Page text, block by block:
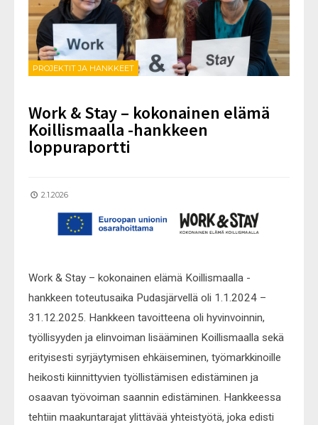
PROJEKTIT JA HANKKEET
Work & Stay – kokonainen elämä
Koillismaalla -hankkeen
loppuraportti
2.1.2026
Work & Stay – kokonainen elämä Koillismaalla -
hankkeen toteutusaika Pudasjärvellä oli 1.1.2024 –
31.12.2025. Hankkeen tavoitteena oli hyvinvoinnin,
työllisyyden ja elinvoiman lisääminen Koillismaalla sekä
erityisesti syrjäytymisen ehkäiseminen, työmarkkinoille
heikosti kiinnittyvien työllistämisen edistäminen ja
osaavan työvoiman saannin edistäminen. Hankkeessa
tehtiin maakuntarajat ylittävää yhteistyötä, joka edisti